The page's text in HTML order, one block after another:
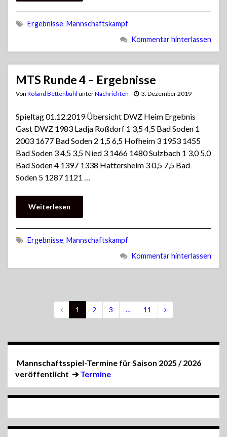
Ergebnisse, Mannschaftskampf
Kommentar hinterlassen
MTS Runde 4 – Ergebnisse
Von Roland Bettenbühl unterNachrichten 3. Dezember 2019
Spieltag 01.12.2019 Übersicht DWZ Heim Ergebnis
Gast DWZ 1983 Ladja Roßdorf 1 3,5 4,5 Bad Soden 1
2003 1677 Bad Soden 2 1,5 6,5 Hofheim 3 1953 1455
Bad Soden 3 4,5 3,5 Nied 3 1466 1480 Sulzbach 1 3,0 5,0
Bad Soden 4 1397 1338 Hattersheim 3 0,5 7,5 Bad
Soden 5 1287 1121 …
Weiterlesen
Ergebnisse, Mannschaftskampf
Kommentar hinterlassen
1 2 3 … 11
Mannschaftsspiel-Termine für Saison 2025 / 2026
veröffentlicht ➔Termine